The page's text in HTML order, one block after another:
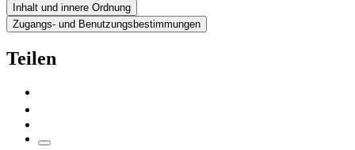
Inhalt und innere Ordnung
Zugangs- und Benutzungsbestimmungen
Teilen